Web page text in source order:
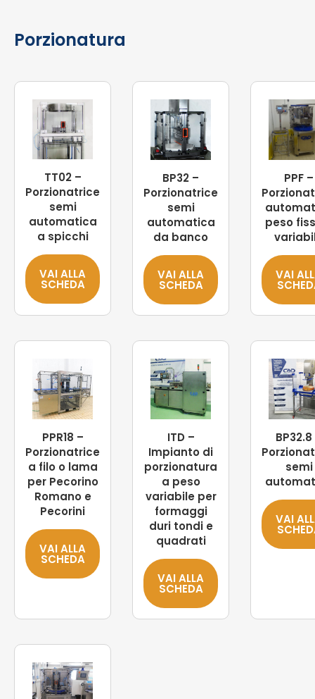
Porzionatura
TT02 –
Porzionatrice
semi
automatica
a spicchi
VAI ALLA
SCHEDA
BP32 –
Porzionatrice
semi
automatica
da banco
VAI ALLA
SCHEDA
PPF –
peso
VAI
PPR18 –
Porzionatrice
a filo o lama
per Pecorino
Romano e
Pecorini
VAI ALLA
SCHEDA
ITD –
Impianto di
porzionatura
a peso
variabile per
formaggi
duri tondi e
quadrati
VAI ALLA
SCHEDA
semi
VAI